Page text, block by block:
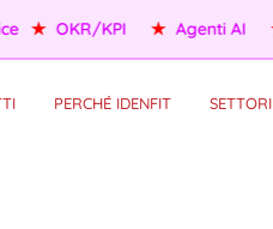
★ Servizi per il Personale
PERCHÉ IDENFIT SETTORI